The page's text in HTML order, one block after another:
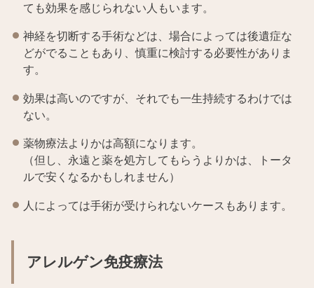
ても効果を感じられない人もいます。
神経を切断する手術などは、場合によっては後遺症な
どがでることもあり、慎重に検討する必要性がありま
す。
効果は高いのですが、それでも一生持続するわけでは
ない。
薬物療法よりかは高額になります。
（但し、永遠と薬を処方してもらうよりかは、トータ
ルで安くなるかもしれません）
人によっては手術が受けられないケースもあります。
アレルゲン免疫療法